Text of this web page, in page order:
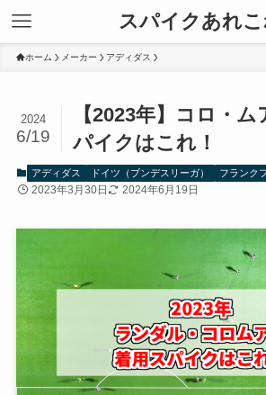
スパイクあれ
ホーム メーカー アディダス
【2023年】コロ・
パイクはこれ！
2024
6/19
アディダス ドイツ（ブンデスリーガ） フランク
2023年3月30日 2024年6月19日